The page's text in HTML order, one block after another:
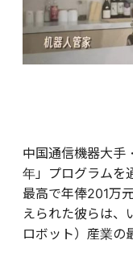
中国通信機器大手
年」プログラムを
最高で年俸201万
えられた彼らは、
ロボット）産業の